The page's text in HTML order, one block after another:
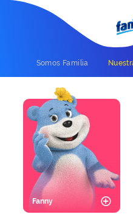
Somos Familia
Fanny